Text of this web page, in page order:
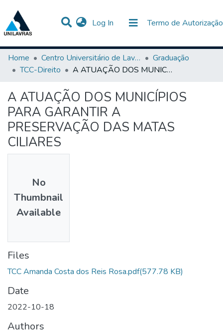
Log In (current) Termo de Autorização
Communities & Collections
Statistics
All of DSpace
Home
Centro Universitário de Lavras-UNILAVRAS
Graduação
TCC-Direito
A ATUAÇÃO DOS MUNICÍPIOS PARA GARANTIR A PRESERVAÇÃO DAS MATAS CILIARES
A ATUAÇÃO DOS MUNICÍPIOS
PARA GARANTIR A
PRESERVAÇÃO DAS MATAS
CILIARES
No
Thumbnail
Available
Files
TCC Amanda Costa dos Reis Rosa.pdf(577.78 KB)
Date
2022-10-18
Authors